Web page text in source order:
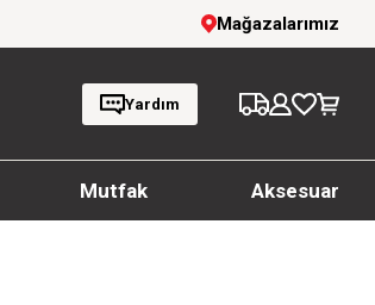
%20'ye Varan İndirim!Mağazalarımız
Yardım
Mutfak Aksesuar